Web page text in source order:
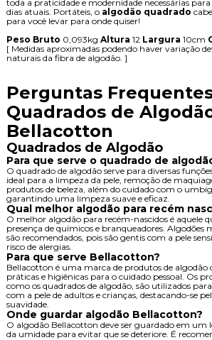
toda a praticidade e modernidade necessárias
dias atuais. Portáteis, o algodão quadrado
para você levar para onde quiser!
Peso Bruto 0,093kg Altura 12 Largura 10cm
[ Medidas aproximadas podendo haver variação
naturais da fibra de algodão. ]
Perguntas
Quadrados de
Bellacotton
Quadrados de Algodão
Para que serve o quadrado de
O quadrado de algodão serve para diversas
ideal para a limpeza da pele, remoção de
produtos de beleza, além do cuidado com o
garantindo uma limpeza suave e eficaz.
Qual melhor algodão para recém
O melhor algodão para recém-nascidos é aquele
presença de químicos e branqueadores. Algodões
são recomendados, pois são gentis com a pele
risco de alergias.
Para que serve Bellacotton?
Bellacotton é uma marca de produtos de algodão
práticas e higiênicas para o cuidado pessoal. Os
como os quadrados de algodão, são utilizados
com a pele de adultos e crianças, destacando-se
suavidade.
Onde guardar algodão Bellacotton?
O algodão Bellacotton deve ser guardado em um
da umidade para evitar que se deteriore. É